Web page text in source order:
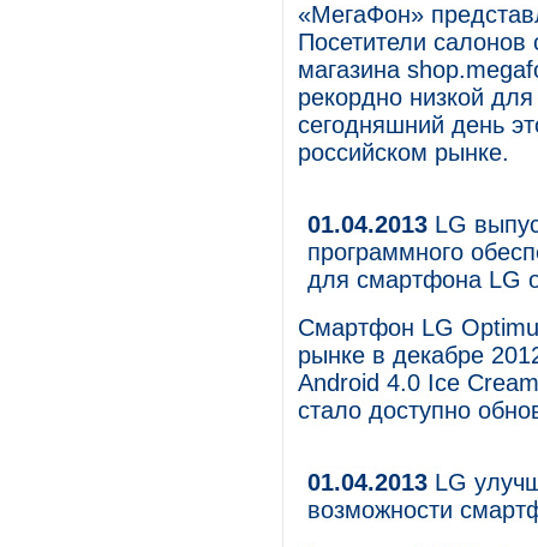
«МегаФон»
Посетители салонов
магазина
рекордно низкой
сегодняшний день
российском рынке.
01.04.2013 LG
программного
для смартфона LG
Смартфон LG
рынке в декабре
Android 4.0 Ice
стало доступно
01.04.2013 LG
возможности